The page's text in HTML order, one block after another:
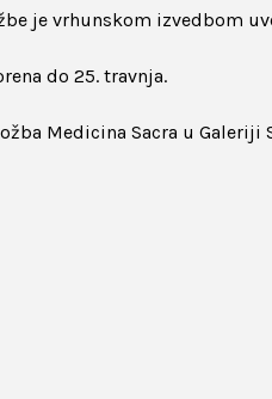
je vrhunskom izvedbom
do 25. travnja.